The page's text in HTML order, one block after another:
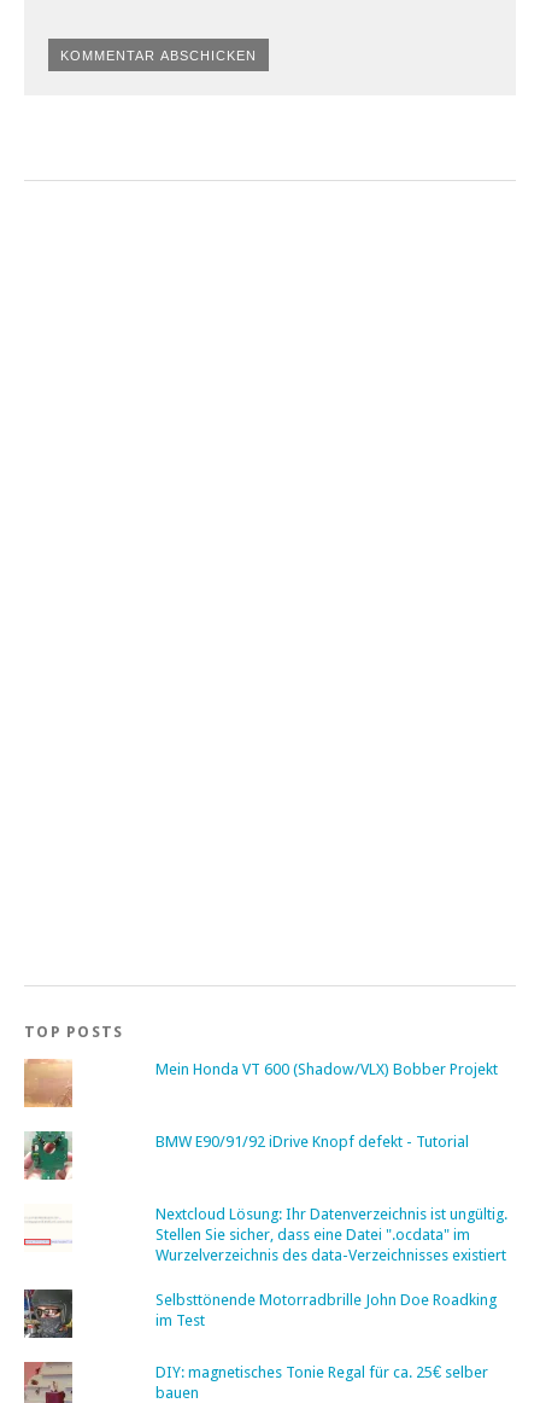
TOP POSTS
Mein Honda VT 600 (Shadow/VLX) Bobber Projekt
BMW E90/91/92 iDrive Knopf defekt - Tutorial
Nextcloud Lösung: Ihr Datenverzeichnis ist ungültig.
Stellen Sie sicher, dass eine Datei ".ocdata" im
Wurzelverzeichnis des data-Verzeichnisses existiert
Selbsttönende Motorradbrille John Doe Roadking
im Test
DIY: magnetisches Tonie Regal für ca. 25€ selber
bauen